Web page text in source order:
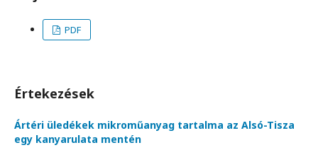
PDF
Értekezések
Ártéri üledékek mikroműanyag tartalma az Alsó-Tisza
egy kanyarulata mentén